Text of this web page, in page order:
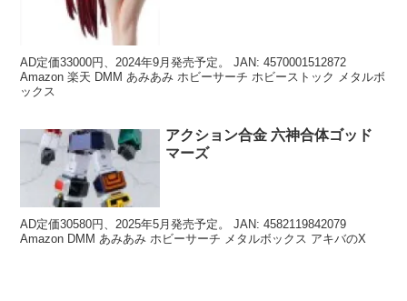
AD定価33000円、2024年9月発売予定。 JAN: 4570001512872
Amazon 楽天 DMM あみあみ ホビーサーチ ホビーストック メタルボ
ックス
アクション合金 六神合体ゴッド
マーズ
AD定価30580円、2025年5月発売予定。 JAN: 4582119842079
Amazon DMM あみあみ ホビーサーチ メタルボックス アキバのX